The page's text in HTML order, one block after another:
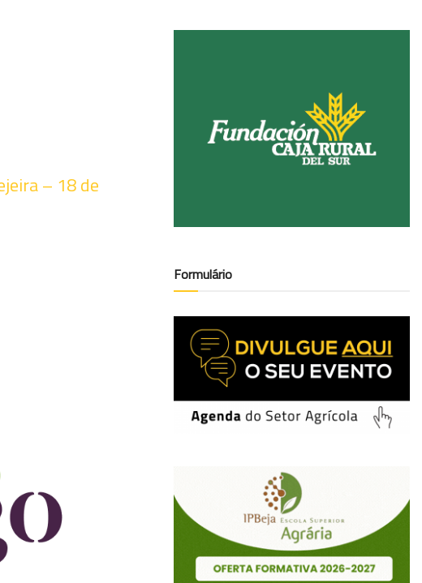
– 18 de
Formulário